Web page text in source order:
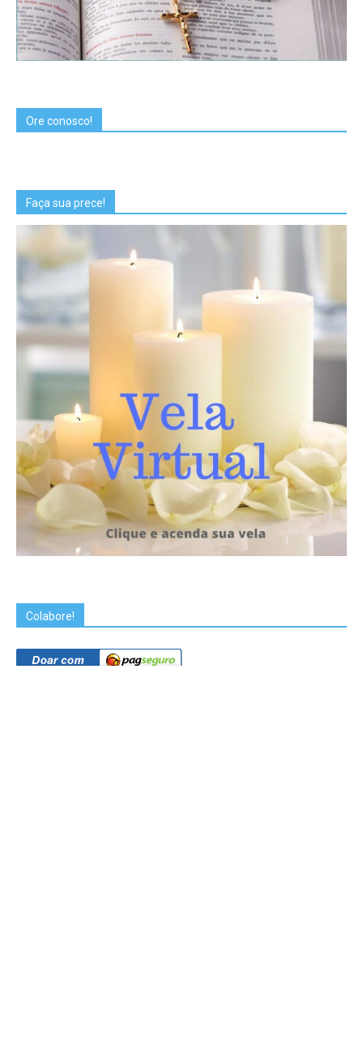
Ore conosco!
Faça sua prece!
Colabore!